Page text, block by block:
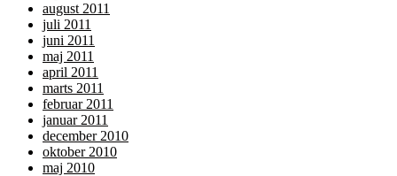
august 2011
juli 2011
juni 2011
maj 2011
april 2011
marts 2011
februar 2011
januar 2011
december 2010
oktober 2010
maj 2010